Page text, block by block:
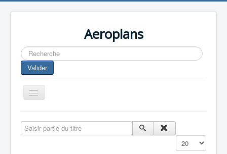
Aeroplans
Rechercher
Valider
Toggle
Navigation
Aviation Commerciale
Saisir partie du titre
Affichage #